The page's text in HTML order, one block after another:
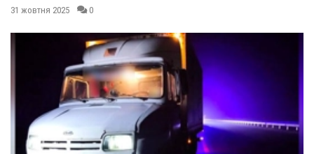
31 жовтня 2025 0